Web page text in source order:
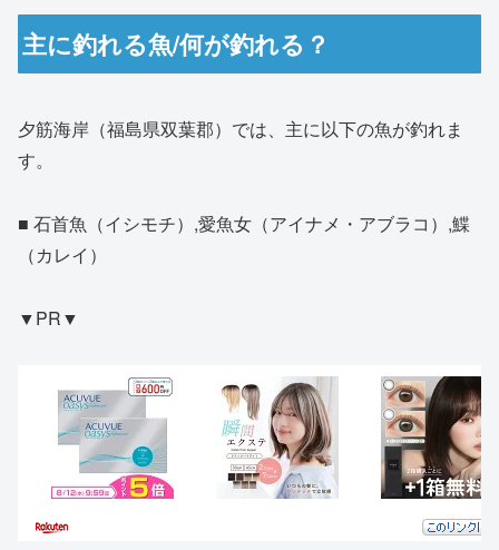
主に釣れる魚/何が釣れる？
夕筋海岸（福島県双葉郡）では、主に以下の魚が釣れま
す。
■ 石首魚（イシモチ）,愛魚女（アイナメ・アブラコ）,鰈
（カレイ）
▼PR▼